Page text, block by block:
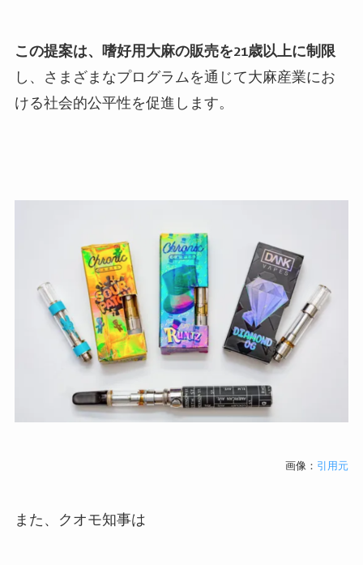
この提案は、嗜好用大麻の販売を21歳以上に制限
し、さまざまなプログラムを通じて大麻産業にお
ける社会的公平性を促進します。
画像： 引用元
また、クオモ知事は